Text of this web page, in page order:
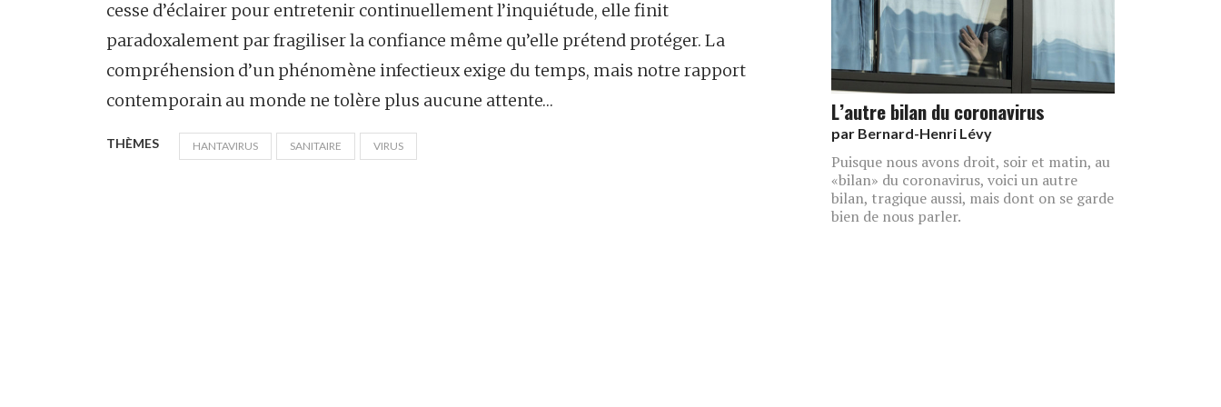
cesse d’éclairer pour entretenir continuellement l’inquiétude, elle finit
paradoxalement par fragiliser la confiance même qu’elle prétend protéger. La
compréhension d’un phénomène infectieux exige du temps, mais notre rapport
contemporain au monde ne tolère plus aucune attente…
THÈMES HANTAVIRUS SANITAIRE VIRUS
L’autre bilan du coronavirus
par Bernard-Henri Lévy
Puisque nous avons droit, soir et matin, au
«bilan» du coronavirus, voici un autre
bilan, tragique aussi, mais dont on se garde
bien de nous parler.